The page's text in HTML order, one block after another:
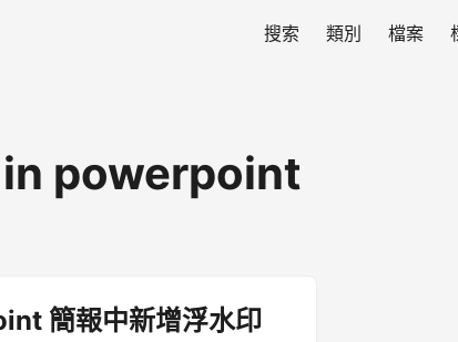
搜索 類別 檔案
powerpoint
簡報中新增浮水印